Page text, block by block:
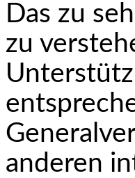
Das zu
zu
anderen